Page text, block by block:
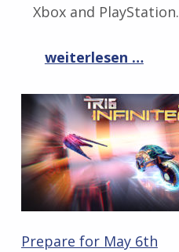
Xbox and PlayStation.
“Tri6: Infinite 2 is out now!”
weiterlesen …
Prepare for May 6th